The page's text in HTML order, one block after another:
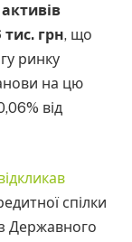
тис. грн, що
ринку
на цю
від
спілки
Державного